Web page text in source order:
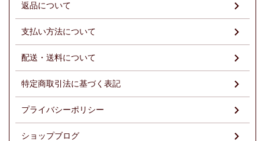
返品について
支払い方法について
配送・送料について
特定商取引法に基づく表記
プライバシーポリシー
ショップブログ